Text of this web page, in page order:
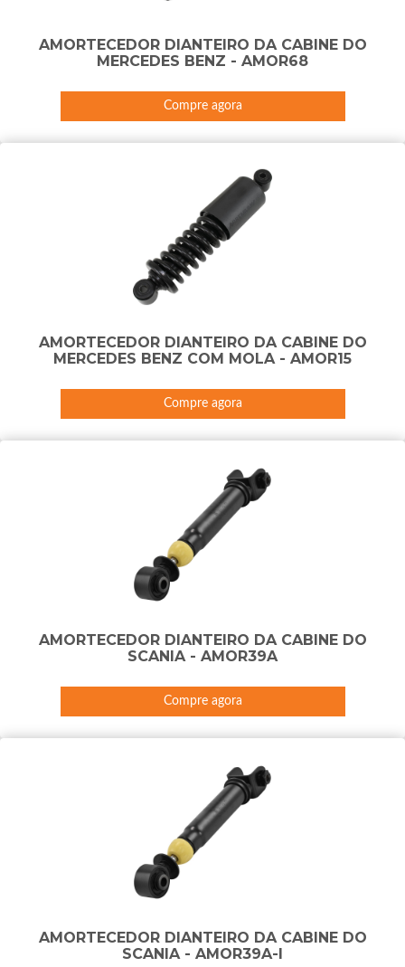
AMORTECEDOR DIANTEIRO DA CABINE DO
MERCEDES BENZ - AMOR68
Compre agora
AMORTECEDOR DIANTEIRO DA CABINE DO
MERCEDES BENZ COM MOLA - AMOR15
Compre agora
AMORTECEDOR DIANTEIRO DA CABINE DO
SCANIA - AMOR39A
Compre agora
AMORTECEDOR DIANTEIRO DA CABINE DO
SCANIA - AMOR39A-I